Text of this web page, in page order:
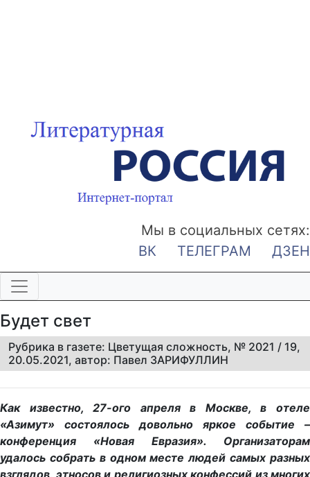
Мы в социальных сетях:
ВК
ТЕЛЕГРАМ ДЗЕН
Будет свет
Рубрика в газете: Цветущая сложность, № 2021 / 19,
20.05.2021, автор: Павел ЗАРИФУЛЛИН
Как известно, 27-ого апреля в Москве, в отеле
«Азимут» состоялось довольно яркое событие –
конференция «Новая Евразия». Организаторам
удалось собрать в одном месте людей самых разных